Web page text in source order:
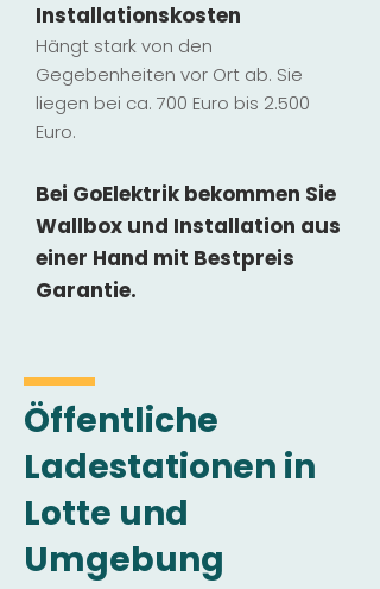
Installationskosten
Hängt stark von den
Gegebenheiten vor Ort ab. Sie
liegen bei ca. 700 Euro bis 2.500
Euro.
Bei GoElektrik bekommen Sie
Wallbox und Installation aus
einer Hand mit Bestpreis
Garantie.
Öffentliche
Ladestationen in
Lotte und
Umgebung